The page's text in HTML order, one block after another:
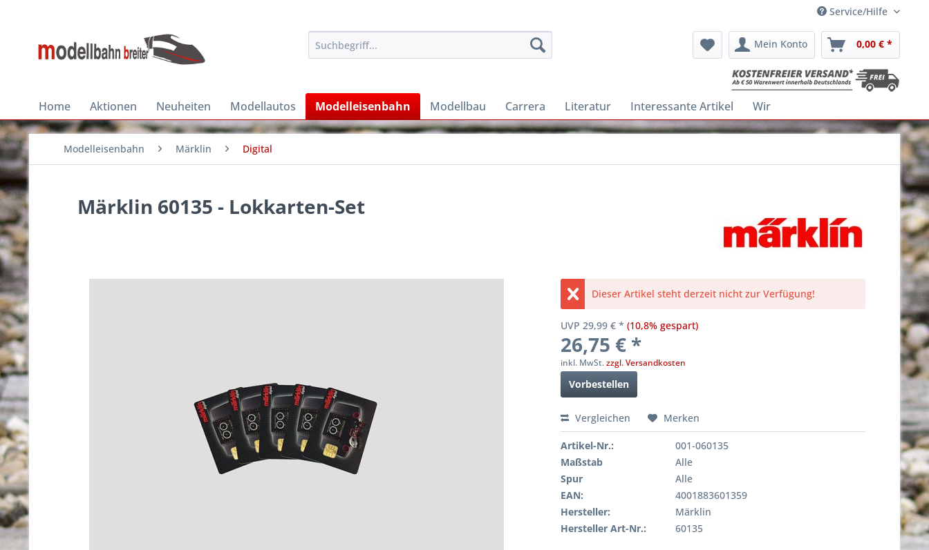
Service/Hilfe
Mein Konto 0,00 € *
Home Aktionen Neuheiten Modellautos Modelleisenbahn Modellbau Carrera Literatur Interessante Artikel Wir
Modelleisenbahn Märklin Digital
Märklin 60135 - Lokkarten-Set
Dieser Artikel steht derzeit nicht zur Verfügung!
UVP 29,99 € * (10,8% gespart)
26,75 € *
inkl. MwSt.zzgl. Versandkosten
Vorbestellen
Vergleichen Merken
Artikel-Nr.:
001-060135
Maßstab
Alle
Spur
Alle
EAN:
4001883601359
Hersteller:
Märklin
Hersteller Art-Nr.:
60135